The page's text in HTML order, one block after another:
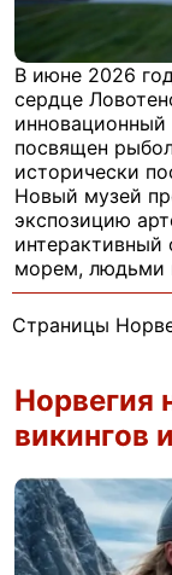
В июне 2026
сердце
инновационный
посвящен
исторически
Новый музей
экспозицию
морем, людьми
Страницы
Норвегия
викингов